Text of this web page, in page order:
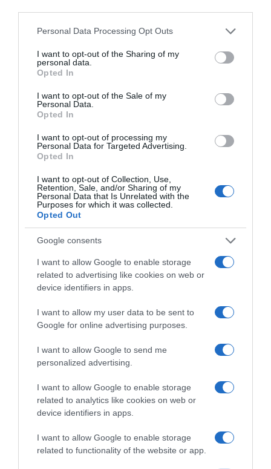
Please note that this website/app uses one or more Google
not limited to your visit or usage behaviour. You may click to
grant or deny consent to Google and its third-party tags to
use your data for below specified purposes in below Google
consent section.
Personal Data Processing Opt Outs
I want to opt-out of the Sharing of my
personal data.
Opted In
I want to opt-out of the Sale of my
Personal Data.
Opted In
I want to opt-out of processing my
Personal Data for Targeted Advertising.
Opted In
I want to opt-out of Collection, Use,
Retention, Sale, and/or Sharing of my
Personal Data that Is Unrelated with the
Purposes for which it was collected.
Opted Out
Google consents
I want to allow Google to enable storage
related to advertising like cookies on web or
device identifiers in apps.
I want to allow my user data to be sent to
Google for online advertising purposes.
I want to allow Google to send me
personalized advertising.
I want to allow Google to enable storage
related to analytics like cookies on web or
device identifiers in apps.
I want to allow Google to enable storage
related to functionality of the website or app.
Πρόσφατα
ΕΙΠΕΣ – ΦΕΡΡΗΣ ΘΟΔΩΡΗΣ